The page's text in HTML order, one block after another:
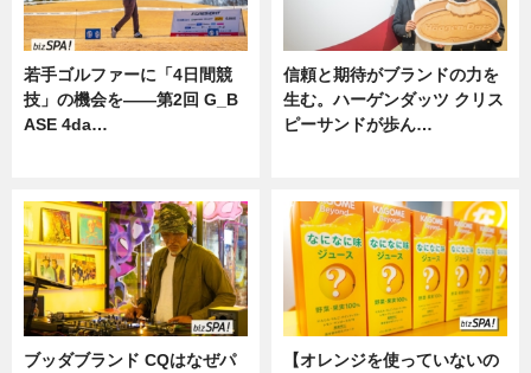
若手ゴルファーに「4日間競
技」の機会を——第2回 G_B
ASE 4da…
信頼と期待がブランドの力を
生む。ハーゲンダッツ クリス
ピーサンドが歩ん…
ブッダブランド CQはなぜパ
【オレンジを使っていないの